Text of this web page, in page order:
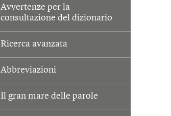
Avvertenze per la
consultazione del dizionario
Ricerca avanzata
Abbreviazioni
Il gran mare delle parole